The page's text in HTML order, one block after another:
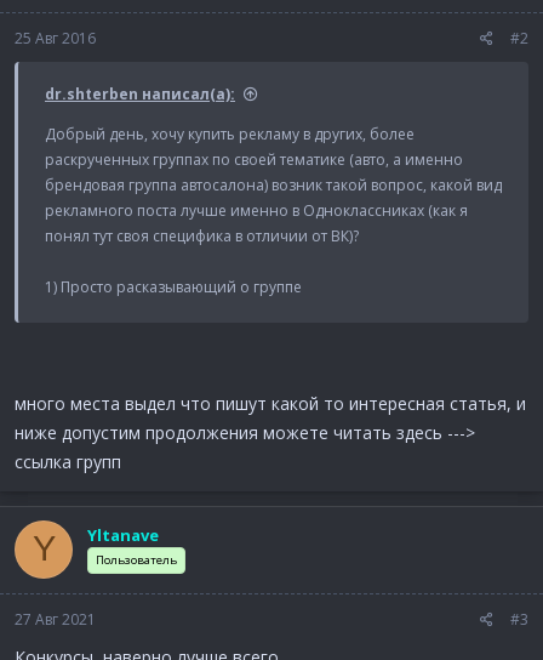
25 Авг 2016 #2
dr.shterben написал(а):
Добрый день, хочу купить рекламу в других, более
раскрученных группах по своей тематике (авто, а именно
брендовая группа автосалона) возник такой вопрос, какой вид
рекламного поста лучше именно в Одноклассниках (как я
понял тут своя специфика в отличии от ВК)?
1) Просто расказывающий о группе
Если не сложно, свою позицию немного разъясните
много места выдел что пишут какой то интересная статья, и
ниже допустим продолжения можете читать здесь --->
ссылка групп
Y Yltanave
Пользователь
27 Авг 2021 #3